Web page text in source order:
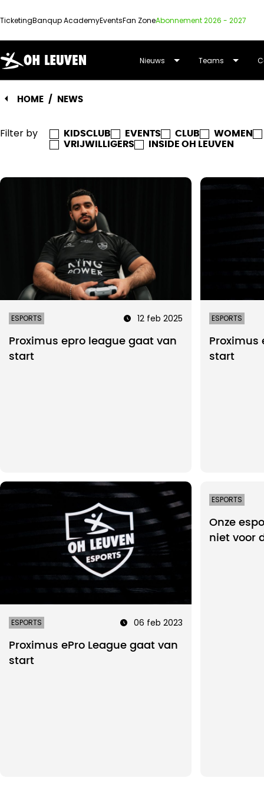
TicketingBanqup AcademyEventsFan ZoneAbonnement 2026 - 2027
OUD-
HEVERLEE
LEUVEN
Nieuws Teams
HOME / NEWS
Filter by KIDSCLUB EVENTS CLUB WOMEN
VRIJWILLIGERS
INSIDE OH LEUVEN
ESPORTS 12 feb 2025
Proximus epro league gaat van
start
ESPORTS
Proximus
start
ESPORTS 06 feb 2023
Proximus ePro League gaat van
start
ESPORTS
Onze
niet voor